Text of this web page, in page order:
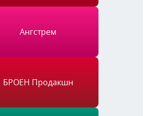
Ангстрем
БРОЕН Продакшн